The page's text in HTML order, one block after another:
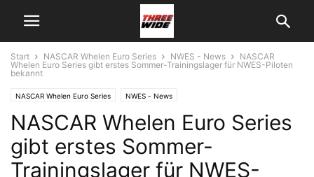
Start NASCAR Whelen Euro Series NWES - News
NASCAR
Whelen Euro Series gibt erstes Sommer-Trainingslager für NWES-Piloten
bekannt
NASCAR Whelen Euro Series NWES - News
NASCAR Whelen Euro Series
gibt erstes Sommer-
Trainingslager für NWES-